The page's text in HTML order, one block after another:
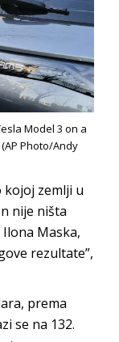
Model 3 on a
Photo/Andy
kojoj zemlji u
nije ništa
Maska,
rezultate”,
prema
se na 132.